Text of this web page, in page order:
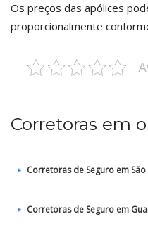
Os preços das apólices
proporcionalmente
Corretoras em
Corretoras de Seguro em
Corretoras de Seguro em